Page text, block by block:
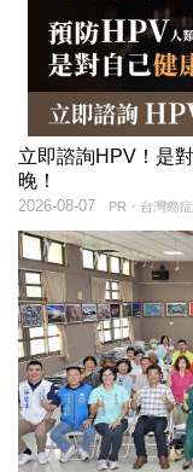
立即諮詢HPV！是
晚！
PR・台灣癌
2026-08-07